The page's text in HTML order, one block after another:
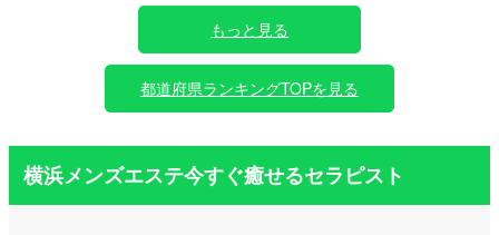
もっと見る
都道府県ランキングTOPを見る
横浜メンズエステ今すぐ癒せるセラピスト